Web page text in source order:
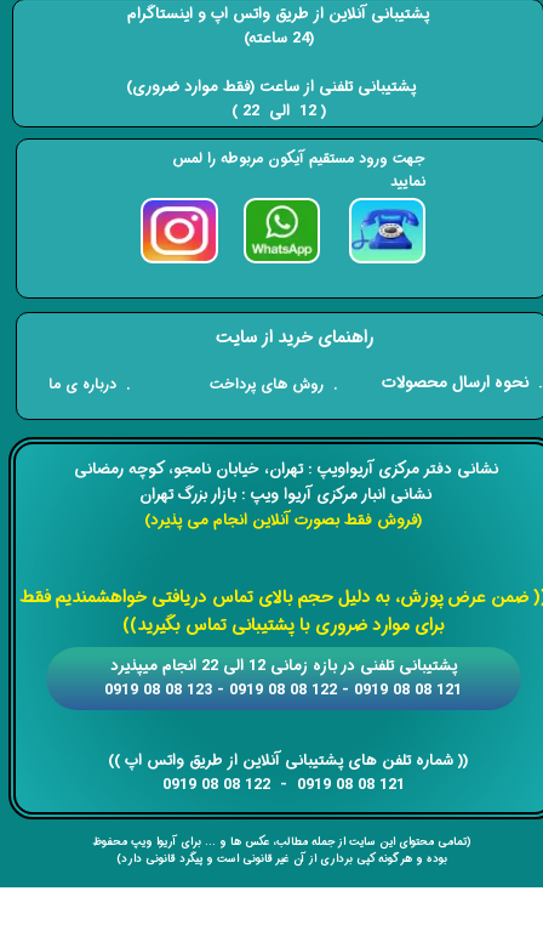
​​نشانی دفتر مرکزی آریواویپ : تهران، خیابان نامجو،کوچه رمضانی
نشانی انبار مرکزی آریوا ویپ : بازار بزرگ تهران
(فروش فقط بصورت آنلاین انجام می پذیرد)
ضمن عرض پوزش، به دلیل حجم بالای تماس دریافتی خواهشمندیم فقط
برای موارد ضروری با پشتیبانی تماس بگیرید))
​​​​​​​​​​​​​​(( ​​​​​​​شماره تلفن های پشتیبانی آنلاین از طریق واتس اپ ))
​​​​​​​121 08 08 0919 - 122 08 08 0919
​​پشتیبانی تلفنی در بازه زمانی 12 الی 22 انجام میپذیرد
121 08 08 0919 - 122 08 08 0919 - 123 08 08 0919
(تمامی محتوای این سایت از جمله مطالب، عکس ها و ... برای آریوا ویپ محفوظ
بوده و هر گونه کپی برداری از آن غیر قانونی است و پیگرد قانونی دارد)
راهنمای خرید از سایت
​. نحوه ارسال محصولات . روش های پرداخت . درباره ی ما
پشتیبانی آنلاین از طریق واتس اپ و اینستاگرام
(24 ساعته)
​​​​​​​ پشتیبانی تلفنی از ساعت (فقط موارد ضروری)
( 12 الی 22 ) ​​​​​​​
جهت ورود مستقیم آیکون مربوطه را لمس
نمایید